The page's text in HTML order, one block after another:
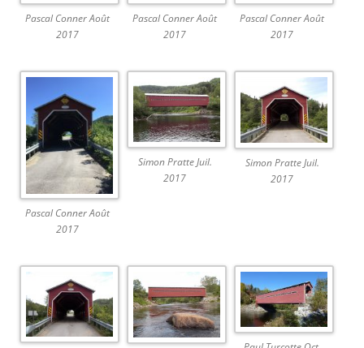
Pascal Conner Août
2017
Pascal Conner Août
2017
Pascal Conner Août
2017
Pascal Conner Août
2017
Simon Pratte Juil.
2017
Simon Pratte Juil.
2017